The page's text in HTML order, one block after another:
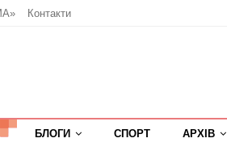
Контакти
БЛОГИ СПОРТ АРХІВ